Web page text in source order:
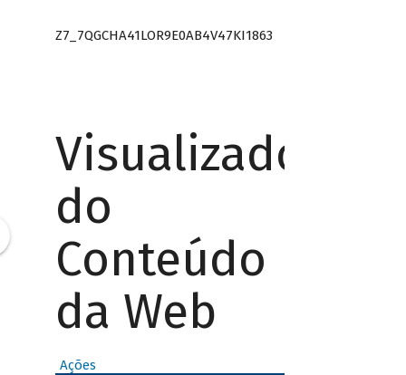
Z7_7QGCHA41LOR9E0AB4V47KI1863
Visualizador
do
Conteúdo
da Web
Ações